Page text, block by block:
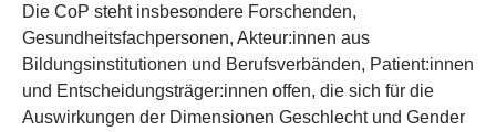
Die CoP steht insbesondere Forschenden,
Gesundheitsfachpersonen, Akteur:innen aus
Bildungsinstitutionen und Berufsverbänden, Patient:innen
und Entscheidungsträger:innen offen, die sich für die
Auswirkungen der Dimensionen Geschlecht und Gender